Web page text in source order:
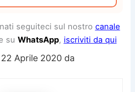
seguiteci sul nostro canale
su WhatsApp, iscriviti da qui
Aprile 2020 da